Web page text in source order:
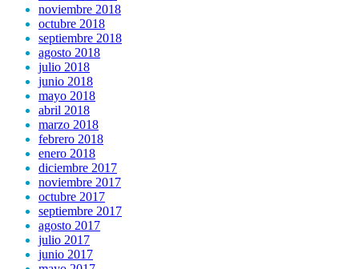
noviembre 2018
octubre 2018
septiembre 2018
agosto 2018
julio 2018
junio 2018
mayo 2018
abril 2018
marzo 2018
febrero 2018
enero 2018
diciembre 2017
noviembre 2017
octubre 2017
septiembre 2017
agosto 2017
julio 2017
junio 2017